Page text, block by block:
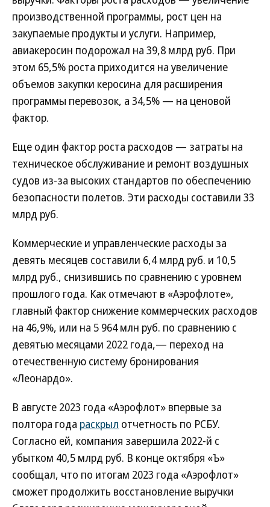
производственной программы, рост цен на
закупаемые продукты и услуги. Например,
авиакеросин подорожал на 39,8 млрд руб. При
этом 65,5% роста приходится на увеличение
объемов закупки керосина для расширения
программы перевозок, а 34,5% — на ценовой
фактор.
Еще один фактор роста расходов — затраты на
техническое обслуживание и ремонт воздушных
судов из-за высоких стандартов по обеспечению
безопасности полетов. Эти расходы составили 33
млрд руб.
Коммерческие и управленческие расходы за
девять месяцев составили 6,4 млрд руб. и 10,5
млрд руб., снизившись по сравнению с уровнем
прошлого года. Как отмечают в «Аэрофлоте»,
главный фактор снижение коммерческих расходов
на 46,9%, или на 5 964 млн руб. по сравнению с
девятью месяцами 2022 года,— переход на
отечественную систему бронирования
«Леонардо».
В августе 2023 года «Аэрофлот» впервые за
полтора года раскрыл отчетность по РСБУ.
Согласно ей, компания завершила 2022-й с
убытком 40,5 млрд руб. В конце октября «Ъ»
сообщал, что по итогам 2023 года «Аэрофлот»
сможет продолжить восстановление выручки